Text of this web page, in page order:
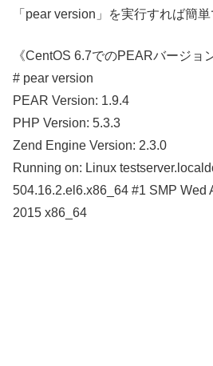
「pear version」を実行すれば簡単
《CentOS 6.7でのPEARバージョ
# pear version
PEAR Version: 1.9.4
PHP Version: 5.3.3
Zend Engine Version: 2.3.0
Running on: Linux
504.16.2.el6.x86_64 #1 SMP Wed
2015 x86_64